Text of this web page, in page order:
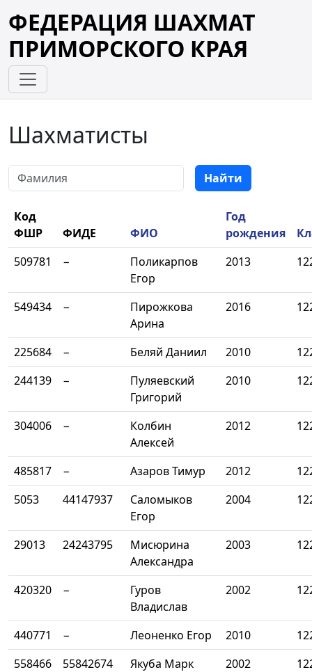
ФЕДЕРАЦИЯ ШАХМАТ
ПРИМОРСКОГО КРАЯ
Шахматисты
Фамилия Найти
Код
ФШР
ФИДЕ ФИО
Год
рождения
509781
−
Поликарпов
Егор
2013
549434 −
Пирожкова
Арина
2016
225684 − Беляй Даниил 2010
244139
−
Пуляевский
Григорий
2010
304006 −
Колбин
Алексей
2012
485817 − Азаров Тимур 2012
5053
44147937
Саломыков
Егор
2004
29013 24243795
Мисюрина
Александра
2003
420320 −
Гуров
Владислав
2002
440771 − Леоненко Егор 2010
558466
55842674 Якуба Марк 2002